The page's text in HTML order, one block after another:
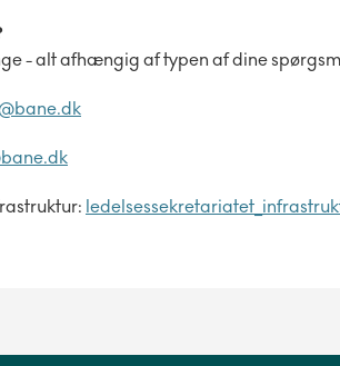
- alt afhængig af typen af dine